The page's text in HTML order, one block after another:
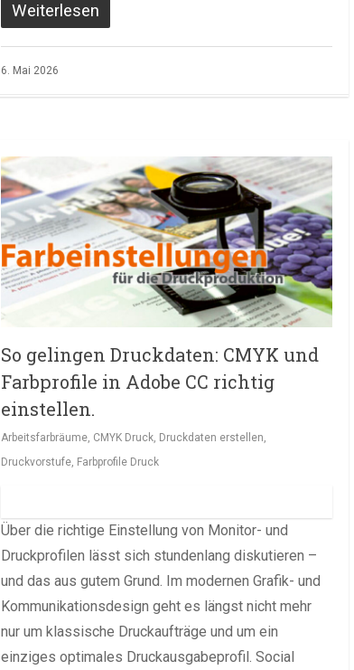
Weiterlesen
6. Mai 2026
So gelingen Druckdaten: CMYK und
Farbprofile in Adobe CC richtig
einstellen.
Arbeitsfarbräume, CMYK Druck, Druckdaten erstellen,
Druckvorstufe, Farbprofile Druck
Über die richtige Einstellung von Monitor- und
Druckprofilen lässt sich stundenlang diskutieren –
und das aus gutem Grund. Im modernen Grafik- und
Kommunikationsdesign geht es längst nicht mehr
nur um klassische Druckaufträge und um ein
einziges optimales Druckausgabeprofil. Social